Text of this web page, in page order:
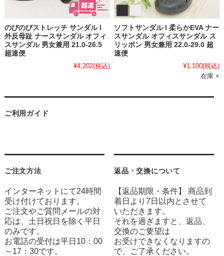
のびのびストレッチ サンダル l
外反母趾 ナースサンダル オフィ
スサンダル 男女兼用 21.0-26.5
超速便
¥4,202(税込)
ソフトサンダル l 柔らかEVA ナー
スサンダル オフィスサンダル ス
リッポン 男女兼用 22.0-29.0 超
速便
¥1,100(税込)
在庫 ×
ご利用ガイド
ご注文方法
インターネットにて24時間
受け付けております。
ご注文やご質問メールの対
応は、土日祝日を除く平日
のみです。
お電話の受付は平日10：00
～17：30です。
返品・交換について
【返品期限・条件】 商品到
着日より7日以内とさせて
いただきます。
それを過ぎますと、返品、
交換のご要望は
お受けできなくなりますの
で、ご了承ください。